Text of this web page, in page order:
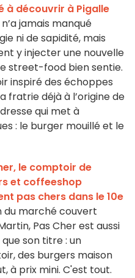
à découvrir à Pigalle
jamais manqué
ni de sapidité, mais
y injecter une nouvelle
street-food bien sentie.
inspiré des échoppes
fratrie déjà à l’origine de
qui met à
: le burger mouillé et le
le comptoir de
et coffeeshop
pas chers dans le 10e
du marché couvert
Pas Cher est aussi
son titre : un
des burgers maison
à prix mini. C'est tout.